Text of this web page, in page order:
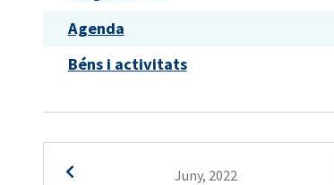
Agenda
Béns i activitats
Juny, 2022